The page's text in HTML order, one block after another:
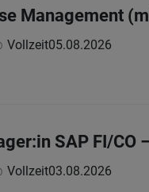
Management
Vollzeit05.08.2026
SAP FI/CO
Vollzeit03.08.2026